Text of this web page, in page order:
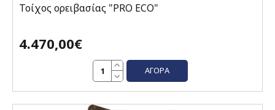
Τοίχος ορειβασίας "PRO ECO"
4.470,00€
ΑΓΟΡΆ